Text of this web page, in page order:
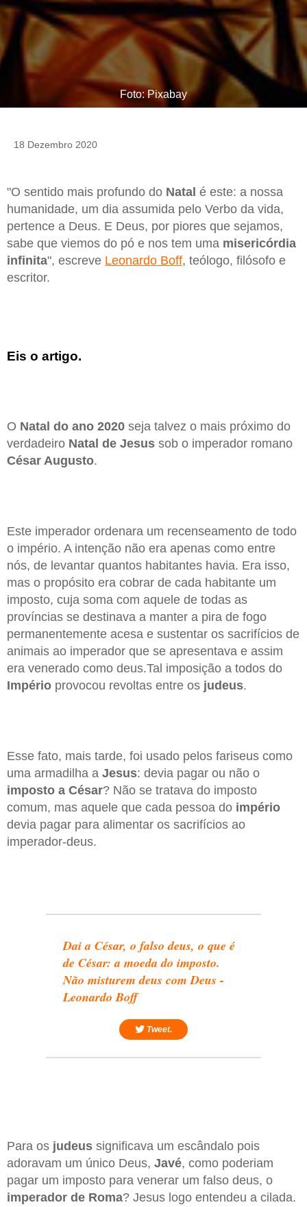
Foto: Pixabay
18 Dezembro 2020
"O sentido mais profundo do Natal é este: a nossa
humanidade, um dia assumida pelo Verbo da vida,
pertence a Deus. E Deus, por piores que sejamos,
sabe que viemos do pó e nos tem uma misericórdia
infinita", escreve Leonardo Boff, teólogo, filósofo e
escritor.
Eis o artigo.
O Natal do ano 2020 seja talvez o mais próximo do
verdadeiro Natal de Jesus sob o imperador romano
César Augusto.
Este imperador ordenara um recenseamento de todo
o império. A intenção não era apenas como entre
nós, de levantar quantos habitantes havia. Era isso,
mas o propósito era cobrar de cada habitante um
imposto, cuja soma com aquele de todas as
províncias se destinava a manter a pira de fogo
permanentemente acesa e sustentar os sacrifícios de
animais ao imperador que se apresentava e assim
era venerado como deus.Tal imposição a todos do
Império provocou revoltas entre os judeus.
Esse fato, mais tarde, foi usado pelos fariseus como
uma armadilha a Jesus: devia pagar ou não o
imposto a César? Não se tratava do imposto
comum, mas aquele que cada pessoa do império
devia pagar para alimentar os sacrifícios ao
imperador-deus.
Dai a César, o falso deus, o que é
de César: a moeda do imposto.
Não misturem deus com Deus -
Leonardo Boff
Tweet.
Para os judeus significava um escândalo pois
adoravam um único Deus, Javé, como poderiam
pagar um imposto para venerar um falso deus, o
imperador de Roma? Jesus logo entendeu a cilada.